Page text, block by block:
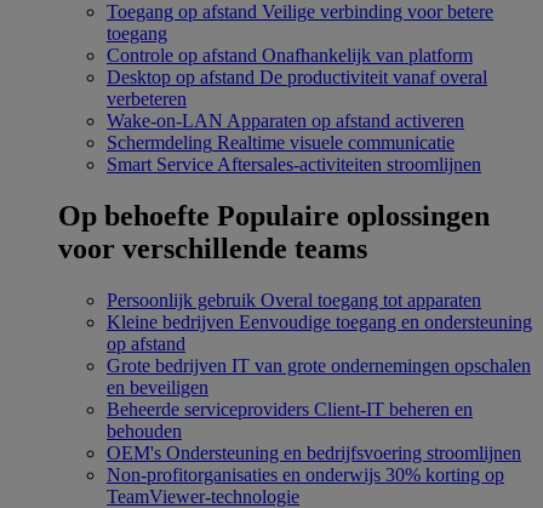
Toegang op afstand Veilige verbinding voor betere
toegang
Controle op afstand Onafhankelijk van platform
Desktop op afstand De productiviteit vanaf overal
verbeteren
Wake-on-LAN Apparaten op afstand activeren
Schermdeling Realtime visuele communicatie
Smart Service Aftersales-activiteiten stroomlijnen
Op behoefte Populaire oplossingen
voor verschillende teams
Persoonlijk gebruik Overal toegang tot apparaten
Kleine bedrijven Eenvoudige toegang en ondersteuning
op afstand
Grote bedrijven IT van grote ondernemingen opschalen
en beveiligen
Beheerde serviceproviders Client-IT beheren en
behouden
OEM's Ondersteuning en bedrijfsvoering stroomlijnen
Non-profitorganisaties en onderwijs 30% korting op
TeamViewer-technologie